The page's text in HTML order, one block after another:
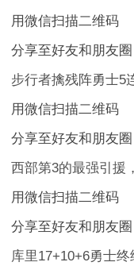
用微信扫描二维码
分享至好友和朋友圈
步行者擒残阵勇士5
用微信扫描二维码
分享至好友和朋友圈
西部第3的最强引援
用微信扫描二维码
分享至好友和朋友圈
库里17+10+6勇士